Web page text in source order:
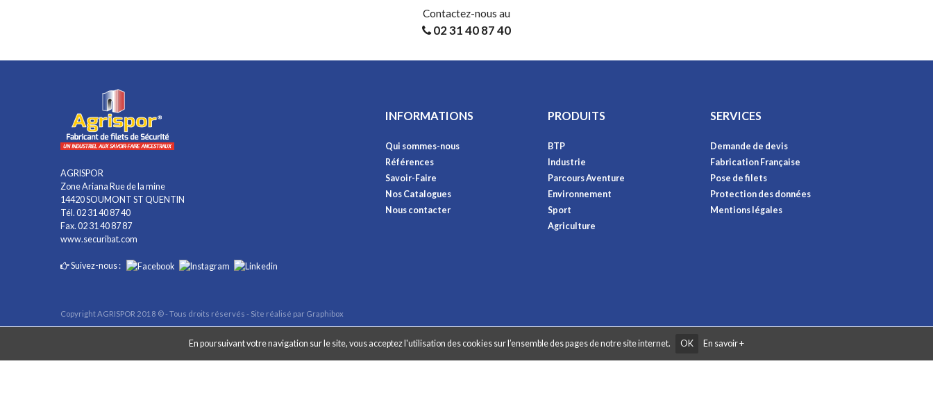
Contactez-nous au
02 31 40 87 40
AGRISPOR
Zone Ariana Rue de la mine
14420 SOUMONT ST QUENTIN
Tél. 02 31 40 87 40
Fax. 02 31 40 87 87
www.securibat.com
Suivez-nous :
INFORMATIONS
Qui sommes-nous
Références
Savoir-Faire
Nos Catalogues
Nous contacter
PRODUITS
BTP
Industrie
Parcours Aventure
Environnement
Sport
Agriculture
SERVICES
Demande de devis
Fabrication Française
Pose de filets
Protection des données
Mentions légales
Copyright AGRISPOR 2018 © - Tous droits réservés - Site réalisé par Graphibox
En poursuivant votre navigation sur le site, vous acceptez l'utilisation des cookies sur l’ensemble des pages de notre site internet. OK En savoir +